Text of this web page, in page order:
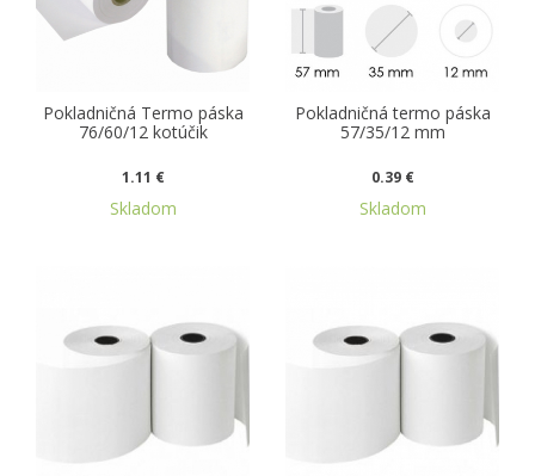
Pokladničná Termo páska
76/60/12 kotúčik
1.11 €
Skladom
Pokladničná termo páska
57/35/12 mm
0.39 €
Skladom